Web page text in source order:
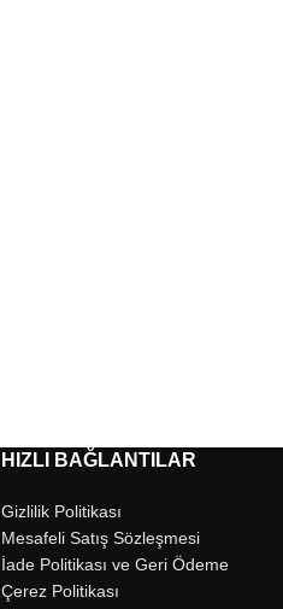
HIZLI BAĞLANTILAR
Gizlilik Politikası
Mesafeli Satış Sözleşmesi
İade Politikası ve Geri Ödeme
Çerez Politikası